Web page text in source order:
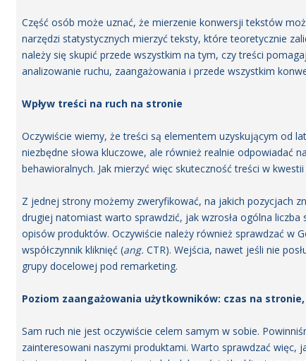
Część osób może uznać, że mierzenie konwersji tekstów
narzędzi statystycznych mierzyć teksty, które teoretycznie
należy się skupić przede wszystkim na tym, czy treści
analizowanie ruchu, zaangażowania i przede wszystkim
Wpływ treści na ruch na stronie
Oczywiście wiemy, że treści są elementem uzyskującym od
niezbędne słowa kluczowe, ale również realnie odpowiadać
behawioralnych. Jak mierzyć więc skuteczność treści w
Z jednej strony możemy zweryfikować, na jakich pozycjach
drugiej natomiast warto sprawdzić, jak wzrosła ogólna
opisów produktów. Oczywiście należy również sprawdzać w
współczynnik kliknięć (ang. CTR). Wejścia, nawet jeśli nie
grupy docelowej pod remarketing.
Poziom zaangażowania użytkowników: czas na
Sam ruch nie jest oczywiście celem samym w sobie.
zainteresowani naszymi produktami. Warto sprawdzać